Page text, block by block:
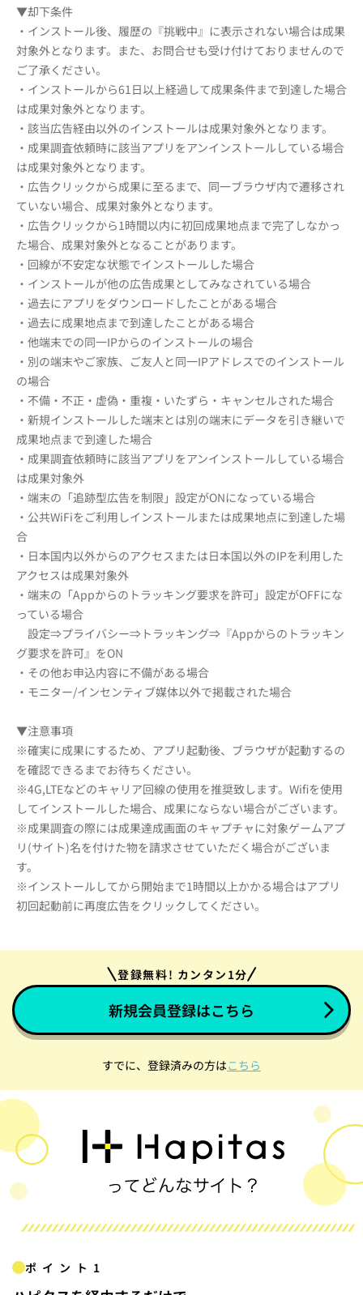
▼却下条件
・インストール後、履歴の『挑戦中』に表示されない場合は成果
対象外となります。また、お問合せも受け付けておりませんので
ご了承ください。
・インストールから61日以上経過して成果条件まで到達した場合
は成果対象外となります。
・該当広告経由以外のインストールは成果対象外となります。
・成果調査依頼時に該当アプリをアンインストールしている場合
は成果対象外となります。
・広告クリックから成果に至るまで、同一ブラウザ内で遷移され
ていない場合、成果対象外となります。
・広告クリックから1時間以内に初回成果地点まで完了しなかっ
た場合、成果対象外となることがあります。
・回線が不安定な状態でインストールした場合
・インストールが他の広告成果としてみなされている場合
・過去にアプリをダウンロードしたことがある場合
・過去に成果地点まで到達したことがある場合
・他端末での同一IPからのインストールの場合
・別の端末やご家族、ご友人と同一IPアドレスでのインストール
の場合
・不備・不正・虚偽・重複・いたずら・キャンセルされた場合
・新規インストールした端末とは別の端末にデータを引き継いで
成果地点まで到達した場合
・成果調査依頼時に該当アプリをアンインストールしている場合
は成果対象外
・端末の「追跡型広告を制限」設定がONになっている場合
・公共WiFiをご利用しインストールまたは成果地点に到達した場
合
・日本国内以外からのアクセスまたは日本国以外のIPを利用した
アクセスは成果対象外
・端末の「Appからのトラッキング要求を許可」設定がOFFにな
っている場合
設定⇒プライバシー⇒トラッキング⇒『Appからのトラッキン
グ要求を許可』をON
・その他お申込内容に不備がある場合
・モニター/インセンティブ媒体以外で掲載された場合
▼注意事項
※確実に成果にするため、アプリ起動後、ブラウザが起動するの
を確認できるまでお待ちください。
※4G,LTEなどのキャリア回線の使用を推奨致します。Wifiを使用
してインストールした場合、成果にならない場合がございます。
※成果調査の際には成果達成画面のキャプチャに対象ゲームアプ
リ(サイト)名を付けた物を請求させていただく場合がございま
す。
※インストールしてから開始まで1時間以上かかる場合はアプリ
初回起動前に再度広告をクリックしてください。
登録無料! カンタン1分
新規会員登録はこちら
すでに、登録済みの方はこちら
ポイント1